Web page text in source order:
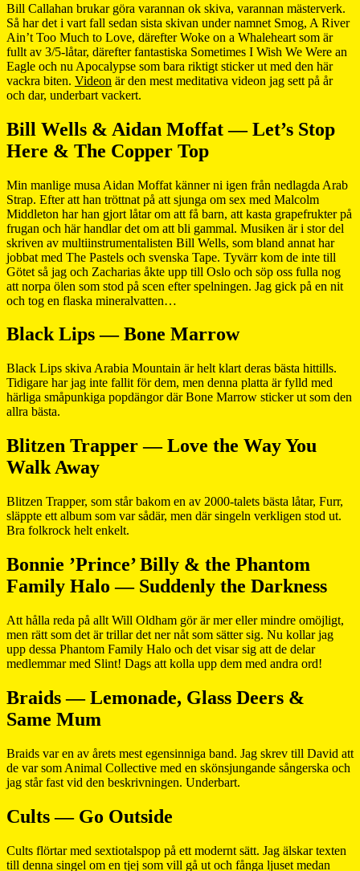
Bill Callahan brukar göra varannan ok skiva, varannan mästerverk.
Så har det i vart fall sedan sista skivan under namnet Smog, A River
Ain’t Too Much to Love, därefter Woke on a Whaleheart som är
fullt av 3/5-låtar, därefter fantastiska Sometimes I Wish We Were an
Eagle och nu Apocalypse som bara riktigt sticker ut med den här
vackra biten. Videon är den mest meditativa videon jag sett på år
och dar, underbart vackert.
Bill Wells & Aidan Moffat — Let’s Stop
Here & The Copper Top
Min manlige musa Aidan Moffat känner ni igen från nedlagda Arab
Strap. Efter att han tröttnat på att sjunga om sex med Malcolm
Middleton har han gjort låtar om att få barn, att kasta grapefrukter på
frugan och här handlar det om att bli gammal. Musiken är i stor del
skriven av multiinstrumentalisten Bill Wells, som bland annat har
jobbat med The Pastels och svenska Tape. Tyvärr kom de inte till
Götet så jag och Zacharias åkte upp till Oslo och söp oss fulla nog
att norpa ölen som stod på scen efter spelningen. Jag gick på en nit
och tog en flaska mineralvatten…
Black Lips — Bone Marrow
Black Lips skiva Arabia Mountain är helt klart deras bästa hittills.
Tidigare har jag inte fallit för dem, men denna platta är fylld med
härliga småpunkiga popdängor där Bone Marrow sticker ut som den
allra bästa.
Blitzen Trapper — Love the Way You
Walk Away
Blitzen Trapper, som står bakom en av 2000-talets bästa låtar, Furr,
släppte ett album som var sådär, men där singeln verkligen stod ut.
Bra folkrock helt enkelt.
Bonnie ’Prince’ Billy & the Phantom
Family Halo — Suddenly the Darkness
Att hålla reda på allt Will Oldham gör är mer eller mindre omöjligt,
men rätt som det är trillar det ner nåt som sätter sig. Nu kollar jag
upp dessa Phantom Family Halo och det visar sig att de delar
medlemmar med Slint! Dags att kolla upp dem med andra ord!
Braids — Lemonade, Glass Deers &
Same Mum
Braids var en av årets mest egensinniga band. Jag skrev till David att
de var som Animal Collective med en skönsjungande sångerska och
jag står fast vid den beskrivningen. Underbart.
Cults — Go Outside
Cults flörtar med sextiotalspop på ett modernt sätt. Jag älskar texten
till denna singel om en tjej som vill gå ut och fånga ljuset medan